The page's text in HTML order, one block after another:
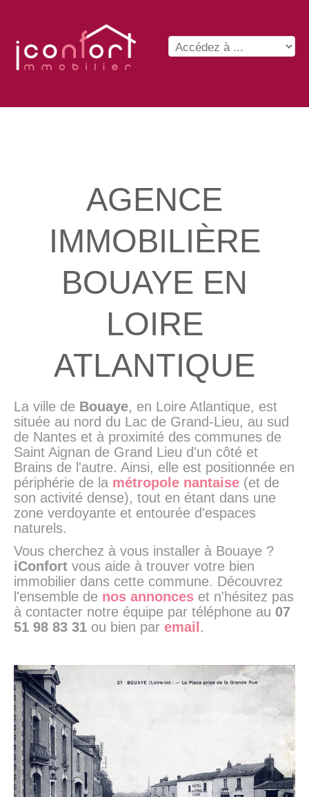
AGENCE
IMMOBILIÈRE
BOUAYE EN
LOIRE
ATLANTIQUE
La ville de Bouaye, en Loire Atlantique, est
située au nord du Lac de Grand-Lieu, au sud
de Nantes et à proximité des communes de
Saint Aignan de Grand Lieu d'un côté et
Brains de l'autre. Ainsi, elle est positionnée en
périphérie de la métropole nantaise (et de
son activité dense), tout en étant dans une
zone verdoyante et entourée d'espaces
naturels.
Vous cherchez à vous installer à Bouaye ?
iConfort vous aide à trouver votre bien
immobilier dans cette commune. Découvrez
l'ensemble de nos annonces et n'hésitez pas
à contacter notre équipe par téléphone au 07
51 98 83 31 ou bien par email .